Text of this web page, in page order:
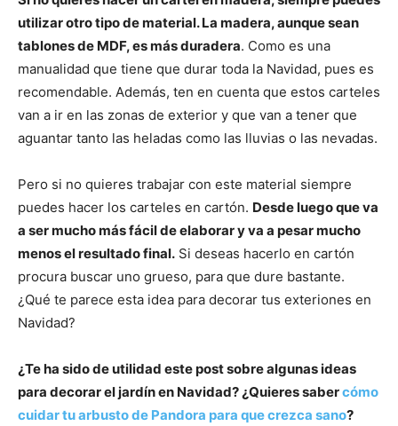
utilizar otro tipo de material. La madera, aunque sean
tablones de MDF, es más duradera. Como es una
manualidad que tiene que durar toda la Navidad, pues es
recomendable. Además, ten en cuenta que estos carteles
van a ir en las zonas de exterior y que van a tener que
aguantar tanto las heladas como las lluvias o las nevadas.
Pero si no quieres trabajar con este material siempre
puedes hacer los carteles en cartón. Desde luego que va
a ser mucho más fácil de elaborar y va a pesar mucho
menos el resultado final. Si deseas hacerlo en cartón
procura buscar uno grueso, para que dure bastante.
¿Qué te parece esta idea para decorar tus exteriones en
Navidad?
¿Te ha sido de utilidad este post sobre algunas ideas
para decorar el jardín en Navidad? ¿Quieres sabercómo
cuidar tu arbusto de Pandora para que crezca sano?